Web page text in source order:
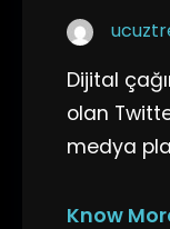
Dijital
olan
medya
Know